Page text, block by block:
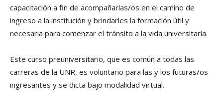
capacitación a fin de acompañarlas/os en el camino de
ingreso a la institución y brindarles la formación útil y
necesaria para comenzar el tránsito a la vida universitaria.
Este curso preuniversitario, que es común a todas las
carreras de la UNR, es voluntario para las y los futuras/os
ingresantes y se dicta bajo modalidad virtual.